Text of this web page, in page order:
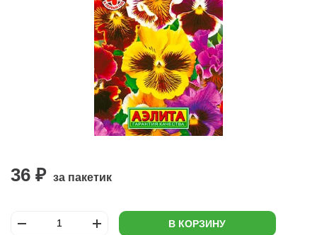
36 ₽ за пакетик
В КОРЗИНУ